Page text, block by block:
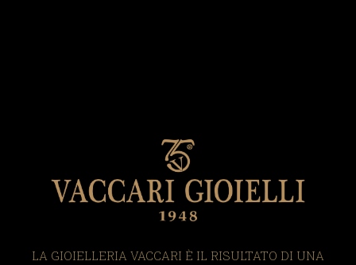
LA GIOIELLERIA VACCARI È IL RISULTATO DI UNA